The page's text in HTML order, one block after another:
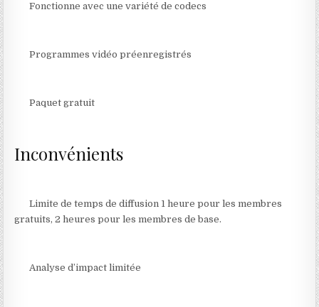
Fonctionne avec une variété de codecs
Programmes vidéo préenregistrés
Paquet gratuit
Inconvénients
Limite de temps de diffusion 1 heure pour les membres
gratuits, 2 heures pour les membres de base.
Analyse d’impact limitée